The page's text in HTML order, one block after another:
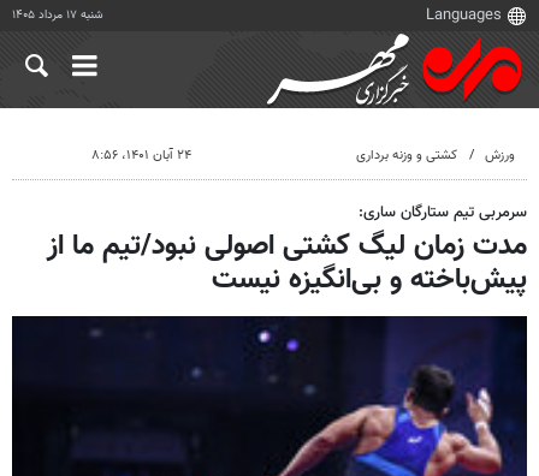
شنبه ۱۷ مرداد ۱۴۰۵
ورزش کشتی و وزنه برداری ۲۴ آبان ۱۴۰۱، ۸:۵۶
سرمربی تیم ستارگان ساری:
مدت زمان لیگ کشتی اصولی نبود/تیم ما از
پیش‌باخته و بی‌انگیزه نیست